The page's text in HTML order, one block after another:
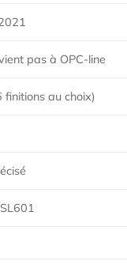
pas à OPC-line
finitions au choix)